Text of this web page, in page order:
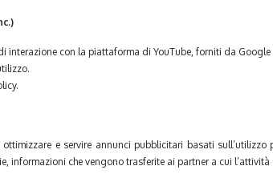
interazione con la piattaforma di YouTube, forniti da Google
e servire annunci pubblicitari basati
informazioni che vengono trasferite ai partner a cui